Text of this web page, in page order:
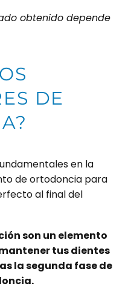
obtenido depende
DE
en la
de ortodoncia para
al final del
son un elemento
tus dientes
la segunda fase de
.